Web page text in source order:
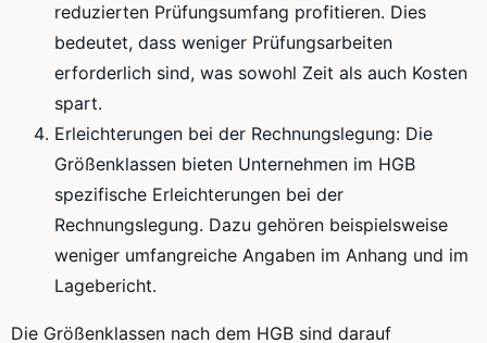
reduzierten Prüfungsumfang profitieren. Dies
bedeutet, dass weniger Prüfungsarbeiten
erforderlich sind, was sowohl Zeit als auch Kosten
spart.
Erleichterungen bei der Rechnungslegung: Die
Größenklassen bieten Unternehmen im HGB
spezifische Erleichterungen bei der
Rechnungslegung. Dazu gehören beispielsweise
weniger umfangreiche Angaben im Anhang und im
Lagebericht.
Die Größenklassen nach dem HGB sind darauf